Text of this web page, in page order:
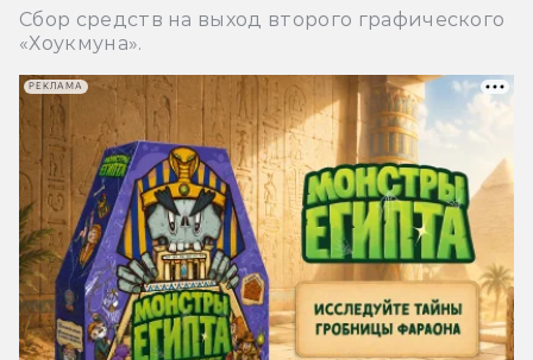
Сбор средств на выход второго графического
«Хоукмуна».
РЕКЛАМА